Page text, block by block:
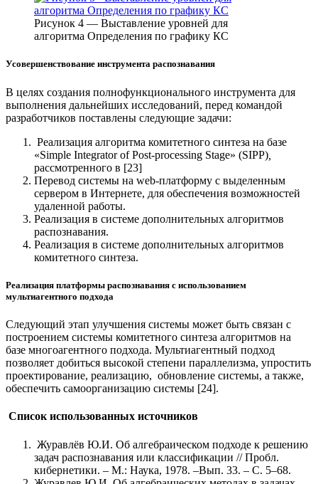
Рисунок 4 — Выставление уровней для
алгоритма Определения по графику КС
Усовершенствование инструмента распознавания
В целях создания полнофункционального инструмента для
выполнения дальнейших исследований, перед командой
разработчиков поставлены следующие задачи:
Реализация алгоритма комитетного синтеза на базе
«Simple Integrator of Post-processing Stage» (SIPP)
рассмотренного в [23]
Перевод системы на web-платформу с выделенным
сервером в Интернете, для обеспечения возможностей
удаленной работы.
Реализация в системе дополнительных алгоритмов
распознавания.
Реализация в системе дополнительных алгоритмов
комитетного синтеза.
Реализация платформы распознавания с использованием
мультиагентного подхода
Следующий этап улучшения системы может быть связан с
построением системы комитетного синтеза алгоритмов на
базе многоагентного подхода. Мультиагентный подход
позволяет добиться высокой степени параллелизма, упростить
проектирование, реализацию, обновление системы, а также,
обеспечить самоорганизацию системы [24].
Список использованных источников
Журавлёв Ю.И. Об алгебраическом подходе к решению
задач распознавания или классификации // Пробл.
кибернетики. – М.: Наука, 1978. –Вып. 33. – С. 5–68.